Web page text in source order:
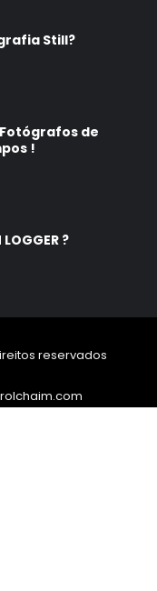
Still?
de
!
LOGGER ?
reservados